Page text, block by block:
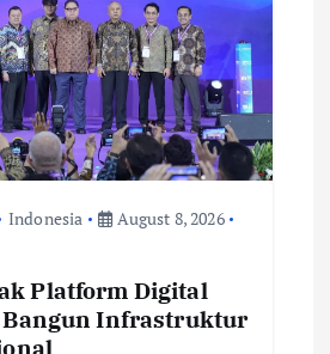
Indonesia
August 8, 2026
Platform Digital
Infrastruktur